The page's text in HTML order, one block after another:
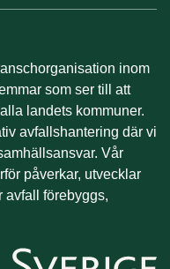
inom
som ser till att
landets kommuner.
avfallshantering där vi
Vår
påverkar, utvecklar
avfall förebyggs,